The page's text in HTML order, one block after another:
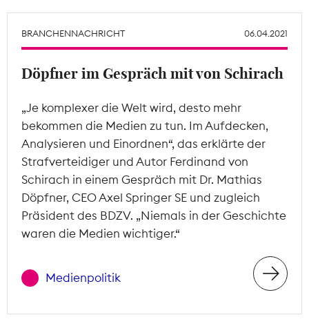
Mitgliederbereich
BRANCHENNACHRICHT 06.04.2021
Döpfner im Gespräch mit von Schirach
„Je komplexer die Welt wird, desto mehr
bekommen die Medien zu tun. Im Aufdecken,
Analysieren und Einordnen“, das erklärte der
Strafverteidiger und Autor Ferdinand von
Schirach in einem Gespräch mit Dr. Mathias
Döpfner, CEO Axel Springer SE und zugleich
Präsident des BDZV. „Niemals in der Geschichte
waren die Medien wichtiger.“
Medienpolitik